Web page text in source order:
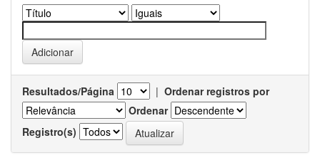
Resultados/Página | Ordenar registros por
Ordenar
Registro(s)